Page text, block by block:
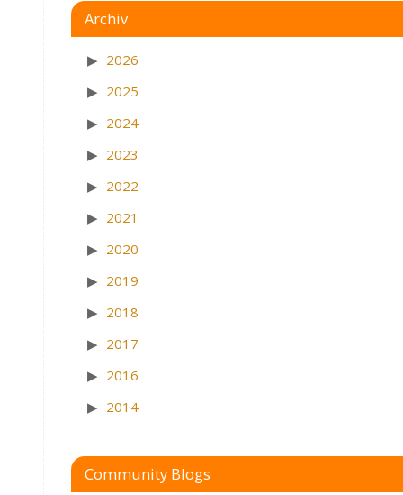
Archiv
2026
2025
2024
2023
2022
2021
2020
2019
2018
2017
2016
2014
Community Blogs